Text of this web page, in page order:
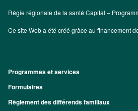
Régie régionale de la santé Capital –
Ce site Web a été créé grâce au financement
Footer
Programmes et services
Formulaires
Règlement des différends familiaux